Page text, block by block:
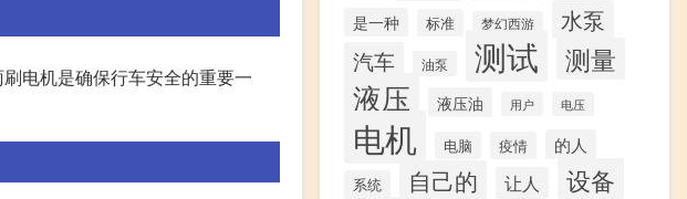
电机是确保行车安全的重要一
是一种
标准 梦幻西游 水泵
汽车 油泵 测试 测量
液压 液压油 用户 电压
电机 电脑 疫情 的人
系统 自己的 让人
设备